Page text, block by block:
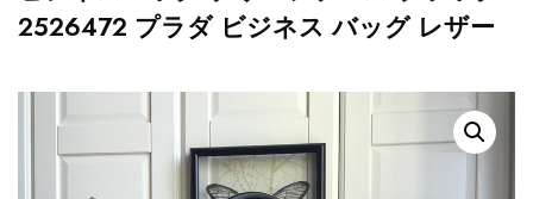
2526472 プラダ ビジネス バッグ レザー